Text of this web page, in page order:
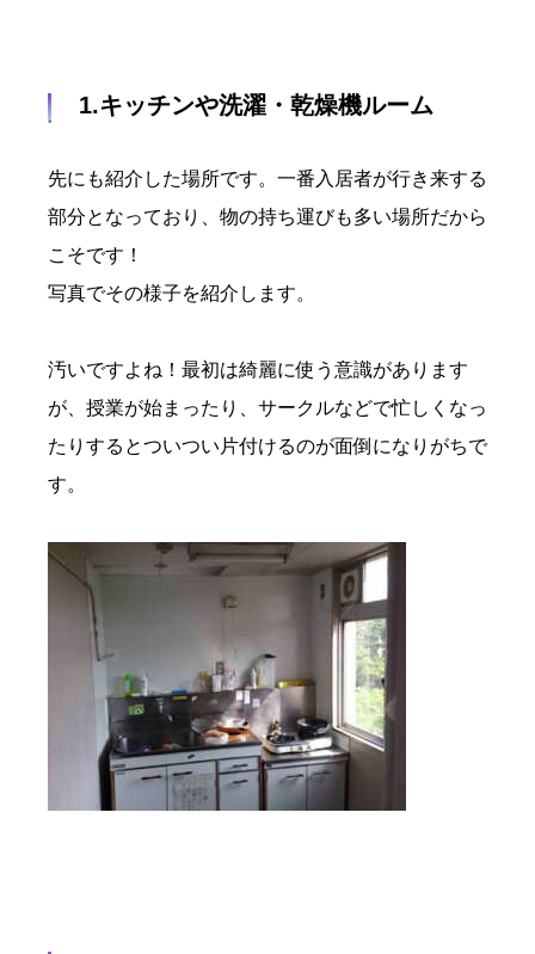
1.キッチンや洗濯・乾燥機ルーム
先にも紹介した場所です。一番入居者が行き来する
部分となっており、物の持ち運びも多い場所だから
こそです！
写真でその様子を紹介します。
汚いですよね！最初は綺麗に使う意識があります
が、授業が始まったり、サークルなどで忙しくなっ
たりするとついつい片付けるのが面倒になりがちで
す。